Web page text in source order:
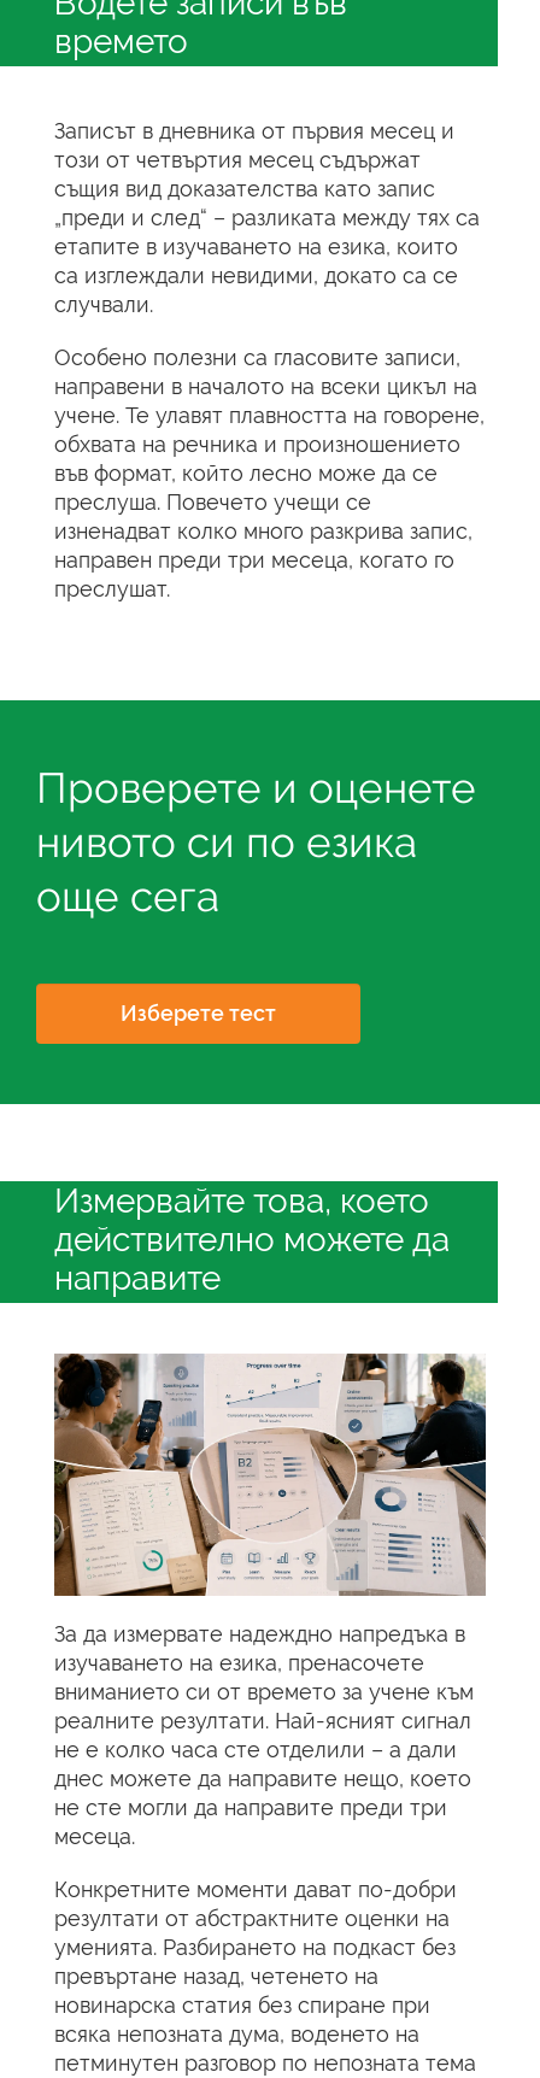
времето
Записът в дневника от първия месец и
този от четвъртия месец съдържат
същия вид доказателства като запис
„преди и след“ – разликата между тях са
етапите в изучаването на езика, които
са изглеждали невидими, докато са се
случвали.
Особено полезни са гласовите записи,
направени в началото на всеки цикъл на
учене. Те улавят плавността на говорене,
обхвата на речника и произношението
във формат, който лесно може да се
преслуша. Повечето учещи се
изненадват колко много разкрива запис,
направен преди три месеца, когато го
преслушат.
Проверете и оценете
нивото си по езика
още сега
Изберете тест
Измервайте това, което
действително можете да
направите
За да измервате надеждно напредъка в
изучаването на езика, пренасочете
вниманието си от времето за учене към
реалните резултати. Най-ясният сигнал
не е колко часа сте отделили – а дали
днес можете да направите нещо, което
не сте могли да направите преди три
месеца.
Конкретните моменти дават по-добри
резултати от абстрактните оценки на
уменията. Разбирането на подкаст без
превъртане назад, четенето на
новинарска статия без спиране при
всяка непозната дума, воденето на
петминутен разговор по непозната тема